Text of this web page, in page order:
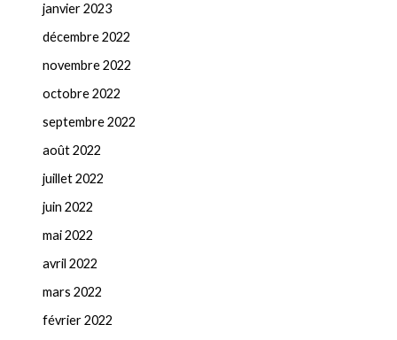
janvier 2023
décembre 2022
novembre 2022
octobre 2022
septembre 2022
août 2022
juillet 2022
juin 2022
mai 2022
avril 2022
mars 2022
février 2022